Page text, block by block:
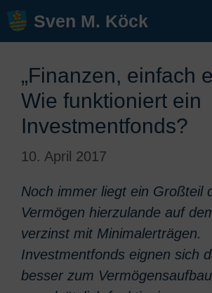
Zum
Inhalt Sven M. Köck
„Finanzen, einfach
Wie funktioniert ein
Investmentfonds?
10. April 2017
Noch immer liegt ein Großteil
Vermögen hierzulande auf
verzinst mit Minimalerträgen.
Investmentfonds eignen sich
besser zum